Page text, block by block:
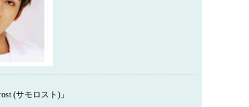
(サモロスト)」